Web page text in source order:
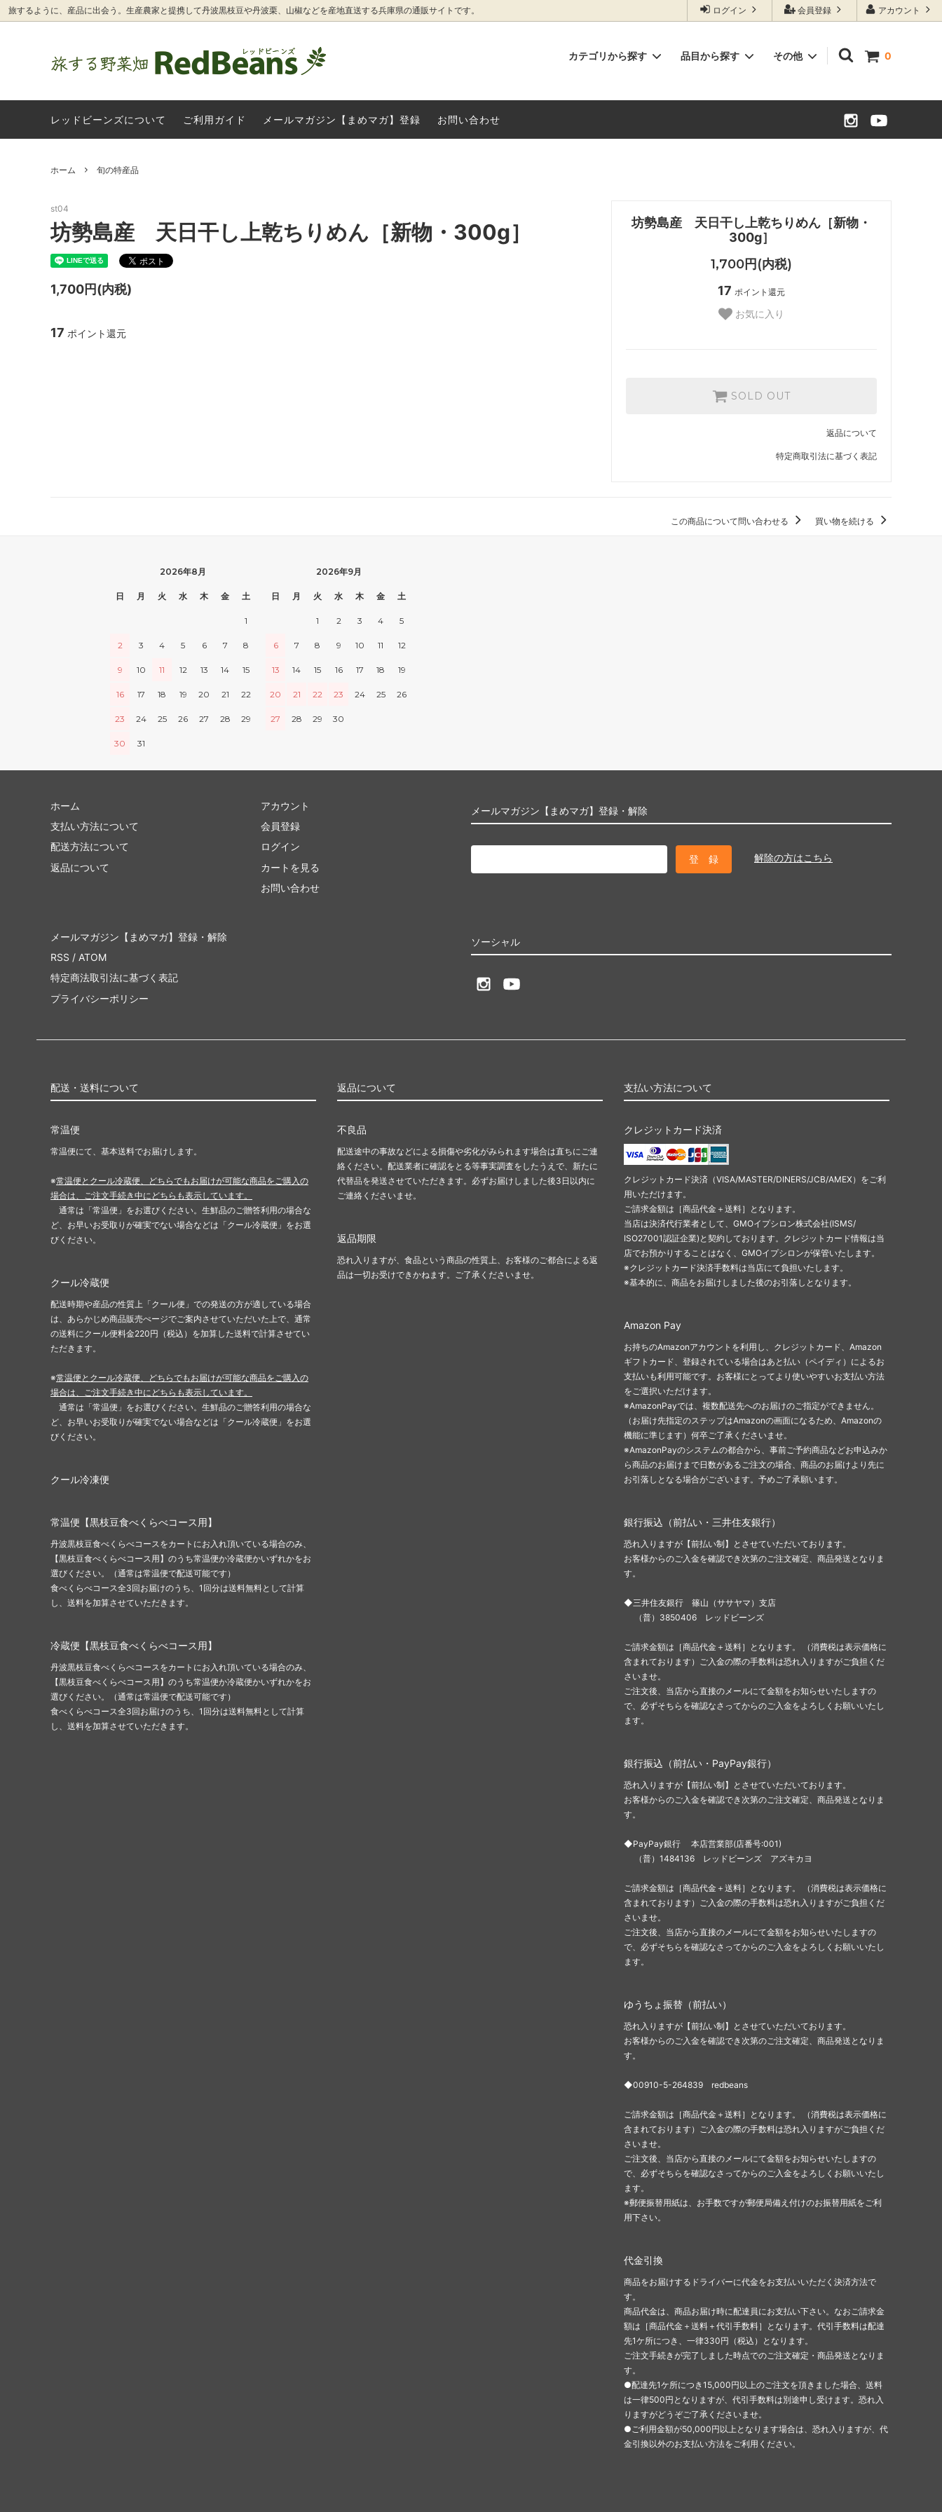
アカウント
会員登録
ログイン
旅するように、産品に出会う。生産農家と提携して丹波黒枝豆や丹波栗、山椒などを産地直送する兵庫県の通販サイトです。
0
カテゴリから探す
発酵食品（味噌・糀など） 旬の特産品 季節の野菜たち 個性派・レア野菜
品目から探す
丹波篠山産 丹波黒枝豆（丹波黒大豆枝
豆）
丹波太ねぎ 丹波篠山産 丹波山の芋 水尾の柚子・柚子加工品
丹波篠山の実山椒・花山椒
く・新玉ねぎ等）
その他
旅する野菜畑レッドビーンズについて ご利用ガイド
お客様へ大切なお知らせです
レッドビーンズについて
ご利用ガイド メールマガジン【まめマガ】登録 お問い合わせ
ホーム 旬の特産品
坊勢島産 天日干し上乾ちりめん［新物・
300g］
1,700円(内税)
17 ポイント還元
お気に入り
SOLD OUT
返品について
特定商取引法に基づく表記
st04
坊勢島産 天日干し上乾ちりめん［新物・300g］
1,700円(内税)
17 ポイント還元
この商品について問い合わせる 買い物を続ける
2026年8月
日 月 火 水 木 金 土
1
2 3 4 5 6 7 8
9 10 11 12 13 14 15
16 17 18 19 20 21 22
23 24 25 26 27 28 29
30 31
2026年9月
日 月 火 水 木 金 土
1 2 3 4 5
6 7 8 9 10 11 12
13 14 15 16 17 18 19
20 21 22 23 24 25 26
27 28 29 30
メールマガジン【まめマガ】登録・解除
解除の方はこちら
ホーム
支払い方法について
配送方法について
返品について
アカウント
会員登録
ログイン
カートを見る
お問い合わせ
ソーシャル
メールマガジン【まめマガ】登録・解除
RSS / ATOM
特定商法取引法に基づく表記
プライバシーポリシー
配送・送料について
常温便
常温便にて、基本送料でお届けします。
※常温便とクール冷蔵便、どちらでもお届けが可能な商品をご購入の
場合は、ご注文手続き中にどちらも表示しています。
通常は「常温便」をお選びください。生鮮品のご贈答利用の場合な
ど、お早いお受取りが確実でない場合などは「クール冷蔵便」をお選
びください。
クール冷蔵便
配送時期や産品の性質上「クール便」での発送の方が適している場合
は、あらかじめ商品販売ぺージでご案内させていただいた上で、通常
の送料にクール便料金220円（税込）を加算した送料で計算させてい
ただきます。
※常温便とクール冷蔵便、どちらでもお届けが可能な商品をご購入の
場合は、ご注文手続き中にどちらも表示しています。
通常は「常温便」をお選びください。生鮮品のご贈答利用の場合な
ど、お早いお受取りが確実でない場合などは「クール冷蔵便」をお選
びください。
クール冷凍便
常温便【黒枝豆食べくらべコース用】
丹波黒枝豆食べくらべコースをカートにお入れ頂いている場合のみ、
【黒枝豆食べくらべコース用】のうち常温便か冷蔵便かいずれかをお
選びください。（通常は常温便で配送可能です）
食べくらべコース全3回お届けのうち、1回分は送料無料として計算
し、送料を加算させていただきます。
冷蔵便【黒枝豆食べくらべコース用】
丹波黒枝豆食べくらべコースをカートにお入れ頂いている場合のみ、
【黒枝豆食べくらべコース用】のうち常温便か冷蔵便かいずれかをお
選びください。（通常は常温便で配送可能です）
食べくらべコース全3回お届けのうち、1回分は送料無料として計算
し、送料を加算させていただきます。
返品について
不良品
配送途中の事故などによる損傷や劣化がみられます場合は直ちにご連
絡ください。配送業者に確認をとる等事実調査をしたうえで、新たに
代替品を発送させていただきます。必ずお届けしました後3日以内に
ご連絡くださいませ。
返品期限
恐れ入りますが、食品という商品の性質上、お客様のご都合による返
品は一切お受けできかねます。ご了承くださいませ。
支払い方法について
クレジットカード決済
クレジットカード決済（VISA/MASTER/DINERS/JCB/AMEX）をご利
用いただけます。
ご請求金額は［商品代金＋送料］となります。
当店は決済代行業者として、GMOイプシロン株式会社(ISMS/
ISO27001認証企業)と契約しております。クレジットカード情報は当
店でお預かりすることはなく、GMOイプシロンが保管いたします。
※クレジットカード決済手数料は当店にて負担いたします。
※基本的に、商品をお届けしました後のお引落しとなります。
Amazon Pay
お持ちのAmazonアカウントを利用し、クレジットカード、Amazon
ギフトカード、登録されている場合はあと払い（ペイディ）によるお
支払いも利用可能です。お客様にとってより使いやすいお支払い方法
をご選択いただけます。
※AmazonPayでは、複数配送先へのお届けのご指定ができません。
（お届け先指定のステップはAmazonの画面になるため、Amazonの
機能に準じます）何卒ご了承くださいませ。
※AmazonPayのシステムの都合から、事前ご予約商品などお申込みか
ら商品のお届けまで日数があるご注文の場合、商品のお届けより先に
お引落しとなる場合がございます。予めご了承願います。
銀行振込（前払い・三井住友銀行）
恐れ入りますが【前払い制】とさせていただいております。
お客様からのご入金を確認でき次第のご注文確定、商品発送となりま
す。
◆三井住友銀行 篠山（ササヤマ）支店
（普）3850406 レッドビーンズ
ご請求金額は［商品代金＋送料］となります。 （消費税は表示価格に
含まれております）ご入金の際の手数料は恐れ入りますがご負担くだ
さいませ。
ご注文後、当店から直接のメールにて金額をお知らせいたしますの
で、必ずそちらを確認なさってからのご入金をよろしくお願いいたし
ます。
銀行振込（前払い・PayPay銀行）
恐れ入りますが【前払い制】とさせていただいております。
お客様からのご入金を確認でき次第のご注文確定、商品発送となりま
す。
◆PayPay銀行 本店営業部(店番号:001)
（普）1484136 レッドビーンズ アズキカヨ
ご請求金額は［商品代金＋送料］となります。 （消費税は表示価格に
含まれております）ご入金の際の手数料は恐れ入りますがご負担くだ
さいませ。
ご注文後、当店から直接のメールにて金額をお知らせいたしますの
で、必ずそちらを確認なさってからのご入金をよろしくお願いいたし
ます。
ゆうちょ振替（前払い）
恐れ入りますが【前払い制】とさせていただいております。
お客様からのご入金を確認でき次第のご注文確定、商品発送となりま
す。
◆00910-5-264839 redbeans
ご請求金額は［商品代金＋送料］となります。 （消費税は表示価格に
含まれております）ご入金の際の手数料は恐れ入りますがご負担くだ
さいませ。
ご注文後、当店から直接のメールにて金額をお知らせいたしますの
で、必ずそちらを確認なさってからのご入金をよろしくお願いいたし
ます。
※郵便振替用紙は、お手数ですが郵便局備え付けのお振替用紙をご利
用下さい。
代金引換
商品をお届けするドライバーに代金をお支払いいただく決済方法で
す。
商品代金は、商品お届け時に配達員にお支払い下さい。なおご請求金
額は［商品代金＋送料＋代引手数料］となります。代引手数料は配達
先1ケ所につき、一律330円（税込）となります。
ご注文手続きが完了しました時点でのご注文確定・商品発送となりま
す。
●配達先1ケ所につき15,000円以上のご注文を頂きました場合、送料
は一律500円となりますが、代引手数料は別途申し受けます。恐れ入
りますがどうぞご了承くださいませ。
●ご利用金額が50,000円以上となります場合は、恐れ入りますが、代
金引換以外のお支払い方法をご利用ください。